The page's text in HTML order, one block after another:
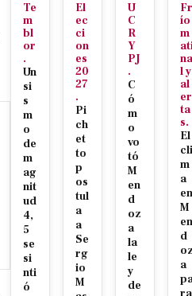
Te
m
bl
or
.
Un
si
s
m
o
de
m
ag
nit
ud
4,
5
se
si
nti
ó
El
ec
ci
on
es
20
27
.
Pi
ch
et
to
p
os
tul
a
a
Se
rg
io
M
U
C
R
Y
PJ
.
C
ó
m
o
vo
tó
M
en
d
oz
a
la
le
y
de
Fr
ío
m
na
l y
al
er
ta
s.
El
cli
m
a
en
M
en
d
oz
a